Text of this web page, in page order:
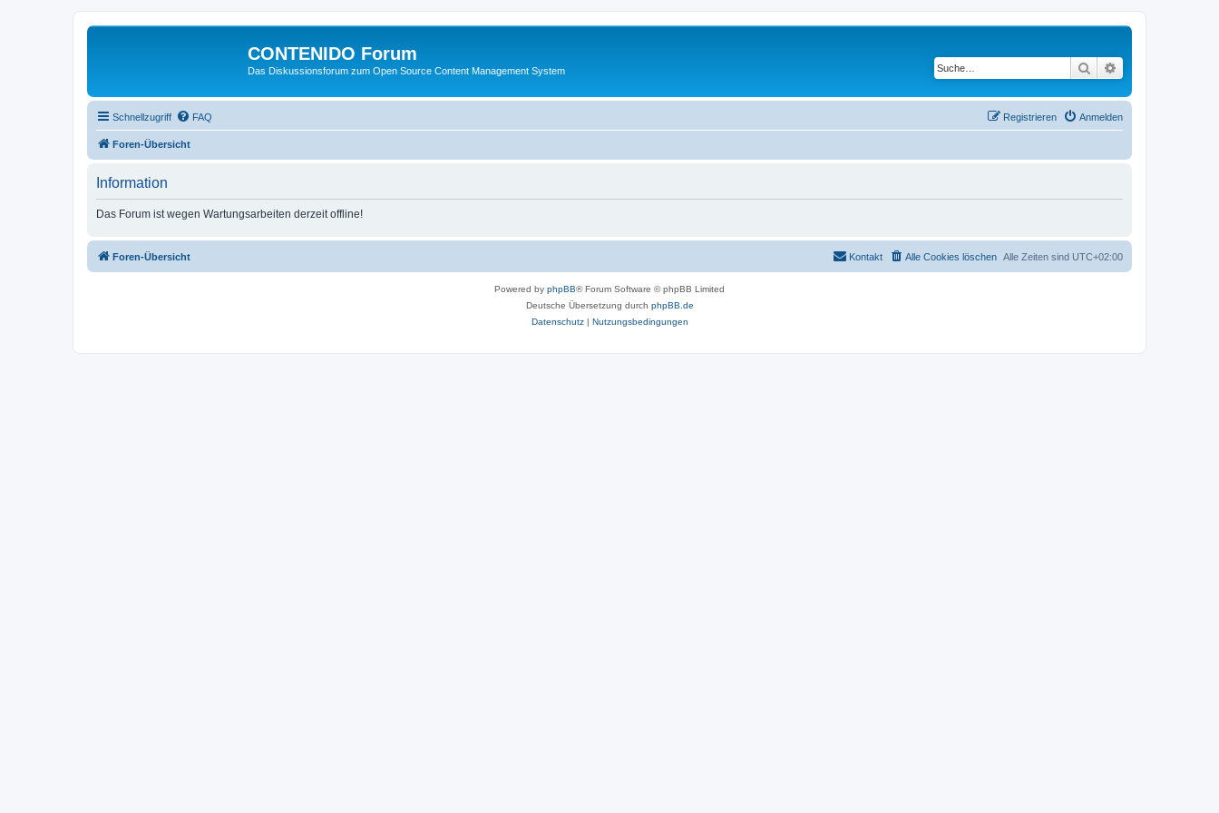
CONTENIDO Forum
Das Diskussionsforum zum Open Source Content Management System Suche
Schnellzugriff FAQ Anmelden
Registrieren
Foren-Übersicht
Information
Das Forum ist wegen Wartungsarbeiten derzeit offline!
Foren-Übersicht Alle Zeiten sind UTC+02:00
Alle Cookies löschen
Kontakt
Powered by phpBB® Forum Software © phpBB Limited
Deutsche Übersetzung durch phpBB.de
Datenschutz| Nutzungsbedingungen